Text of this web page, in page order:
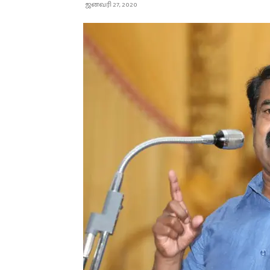
ஜனவரி 27, 2020